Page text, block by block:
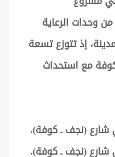
وحدات الرعاية
إذ تتوزع تسعة
مع استحداث